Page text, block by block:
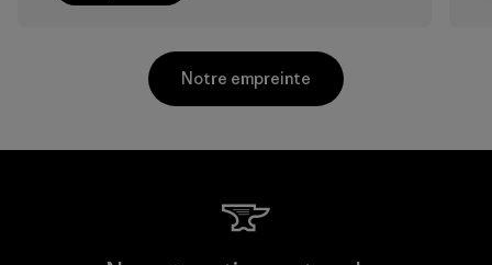
Notre empreinte